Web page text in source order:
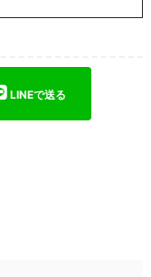
LINEで送る